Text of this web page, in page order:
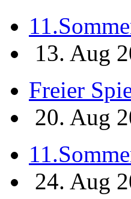
13. Aug
Freier
20. Aug
24. Aug